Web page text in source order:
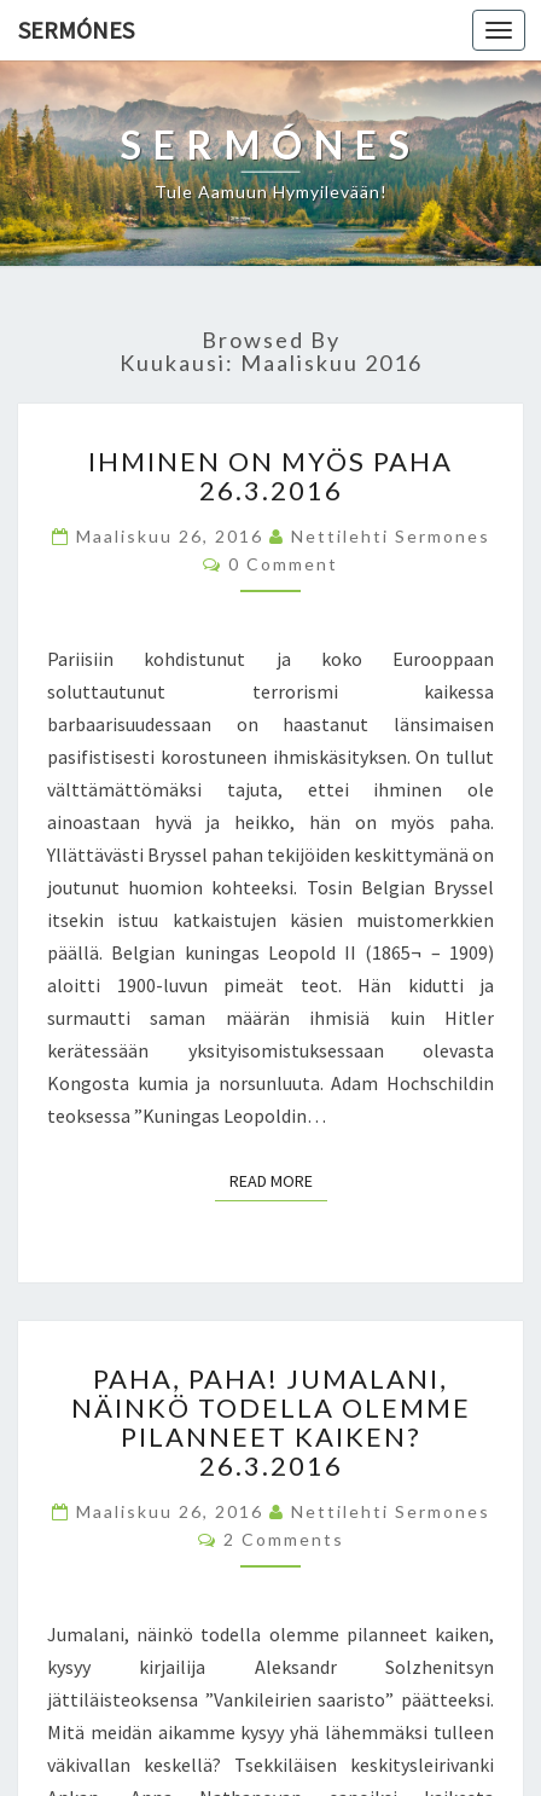
SERMÓNES
SERMÓNES
Tule Aamuun Hymyilevään!
Browsed By
Kuukausi: Maaliskuu 2016
M
N
E
N
N
M
Y
Ö
S
P
H
A
2
6
.
.
2
0
1
IHMINEN ON MYÖS PAHA
26.3.2016
Maaliskuu 26, 2016
Nettilehti Sermones
C
O
T
0 Comment
Pariisiin kohdistunut ja koko Eurooppaan
soluttautunut terrorismi kaikessa
barbaarisuudessaan on haastanut länsimaisen
pasifistisesti korostuneen ihmiskäsityksen. On tullut
välttämättömäksi tajuta, ettei ihminen ole
ainoastaan hyvä ja heikko, hän on myös paha.
Yllättävästi Bryssel pahan tekijöiden keskittymänä on
joutunut huomion kohteeksi. Tosin Belgian Bryssel
itsekin istuu katkaistujen käsien muistomerkkien
päällä. Belgian kuningas Leopold II (1865¬ – 1909)
aloitti 1900-luvun pimeät teot. Hän kidutti ja
surmautti saman määrän ihmisiä kuin Hitler
kerätessään yksityisomistuksessaan olevasta
Kongosta kumia ja norsunluuta. Adam Hochschildin
teoksessa ”Kuningas Leopoldin…
READ MOREREAD MORE
A
H
A
,
A
H
A
U
M
A
L
A
N
PAHA, PAHA! JUMALANI,
NÄINKÖ TODELLA OLEMME
PILANNEET KAIKEN?
26.3.2016
Maaliskuu 26, 2016
Nettilehti Sermones
C
O
N
T
2 Comments
Jumalani, näinkö todella olemme pilanneet kaiken,
kysyy kirjailija Aleksandr Solzhenitsyn
jättiläisteoksensa ”Vankileirien saaristo” päätteeksi.
Mitä meidän aikamme kysyy yhä lähemmäksi tulleen
väkivallan keskellä? Tsekkiläisen keskitysleirivanki